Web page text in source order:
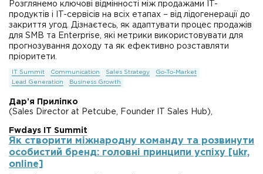
Розглянемо ключові відмінності між продажами IT-
продуктів і IT-сервісів на всіх етапах – від лідогенерації до
закриття угод. Дізнаєтесь, як адаптувати процес продажів
для SMB та Enterprise, які метрики використовувати для
прогнозування доходу та як ефективно розставляти
пріоритети.
IT Summit Communication Sales Strategy
Go-To-Market
Lead Generation
Business Growth
Дарʼя Приліпко
(Sales Director at Petcube, Founder IT Sales Hub),
Fwdays IT Summit
Як створити міжнародну команду та розвинути
особистий бренд: головні принципи успіху [ukr,
online]